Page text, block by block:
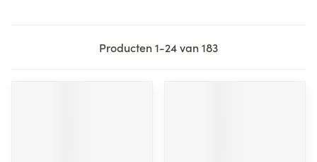
Producten1-24van183